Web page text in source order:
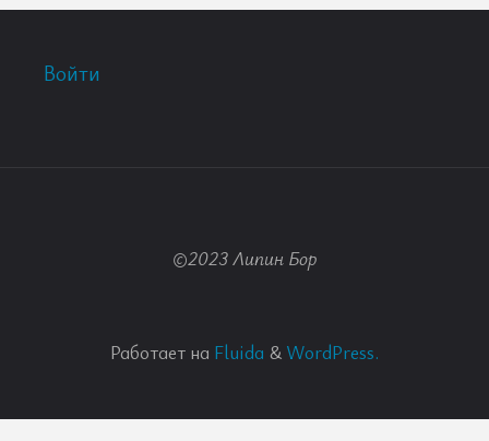
Войти
©2023 Липин Бор
Работает на Fluida & WordPress.